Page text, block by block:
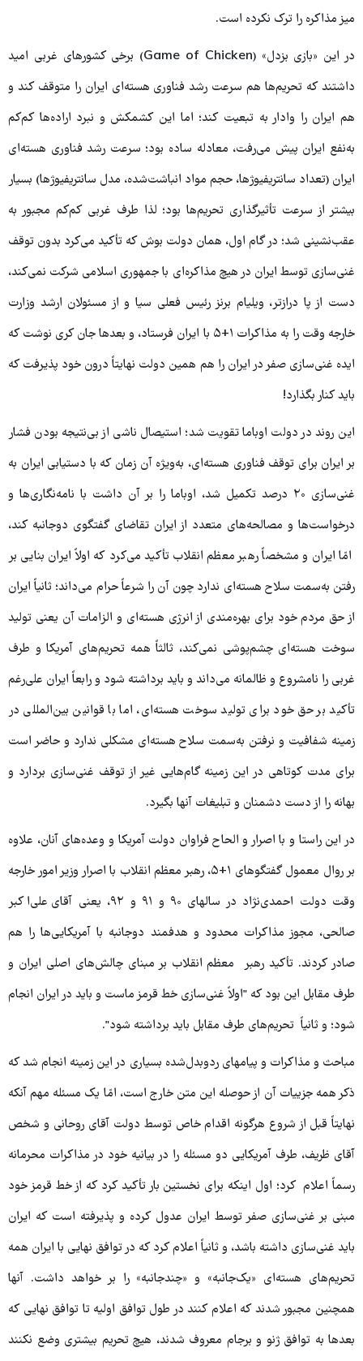
میز مذاکره را ترک نکرده است.
در این «بازی بزدل» (Game of Chicken) برخی کشورهای غربی امید
داشتند که تحریم‌ها هم سرعت رشد فناوری هسته‌ای ایران را متوقف کند و
هم ایران را وادار به تبعیت کند؛ اما این کشمکش و نبرد اراده‌ها کم‌کم
به‌نفع ایران پیش می‌رفت، معادله ساده بود؛ سرعت رشد فناوری هسته‌ای
ایران (تعداد سانتریفیوژها، حجم مواد انباشت‌شده، مدل سانتریفیوژها) بسیار
بیشتر از سرعت تأثیرگذاری تحریم‌ها بود؛ لذا طرف غربی کم‌کم مجبور به
عقب‌نشینی شد؛ در گام اول، همان دولت بوش که تأکید می‌کرد بدون توقف
غنی‌سازی توسط ایران در هیچ مذاکره‌ای با جمهوری اسلامی شرکت نمی‌کند،
دست از پا درازتر، ویلیام برنز رئیس فعلی سیا و از مسئولان ارشد وزارت
خارجه وقت را به مذاکرات ۱+۵ با ایران فرستاد، و بعدها جان کری نوشت که
ایده غنی‌سازی صفر در ایران را هم همین دولت نهایتاً درون خود پذیرفت که
باید کنار بگذارد!
این روند در دولت اوباما تقویت شد؛ استیصال ناشی از بی‌نتیجه بودن فشار
بر ایران برای توقف فناوری هسته‌ای، به‌ویژه آن زمان که با دستیابی ایران به
غنی‌سازی ۲۰ درصد تکمیل شد، اوباما را بر آن داشت با نامه‌نگاری‌ها و
درخواست‌ها و مصالحه‌های متعدد از ایران تقاضای گفتگوی دوجانبه کند،
امّا ایران و مشخصاً رهبر معظم انقلاب تأکید می‌کرد که اولاً ایران بنایی بر
رفتن به‌سمت سلاح هسته‌ای ندارد چون آن را شرعاً حرام می‌داند؛ ثانیاً ایران
از حق مردم خود برای بهره‌مندی از انرژی هسته‌ای و الزامات آن یعنی تولید
سوخت هسته‌ای چشم‌پوشی نمی‌کند، ثالثاً همه تحریم‌های آمریکا و طرف
غربی را نامشروع و ظالمانه می‌داند و باید برداشته شود و رابعاً ایران علی‌رغم
تأکید بر حق خود برای تولید سوخت هسته‌ای، اما با قوانین بین‌المللی در
زمینه شفافیت و نرفتن به‌سمت سلاح هسته‌ای مشکلی ندارد و حاضر است
برای مدت کوتاهی در این زمینه گام‌هایی غیر از توقف غنی‌سازی بردارد و
بهانه را از دست دشمنان و تبلیغات آنها بگیرد.
در این راستا و با اصرار و الحاح‌ فراوان دولت آمریکا و وعده‌های آنان، علاوه
بر روال معمول گفتگوهای ۱+۵، رهبر معظم انقلاب با اصرار وزیر امور خارجه
وقت دولت احمدی‌نژاد در سالهای ۹۰ و ۹۱ و ۹۲، یعنی آقای علی‌اکبر
صالحی، مجوز مذاکرات محدود و هدفمند دوجانبه با آمریکایی‌ها را هم
صادر کردند. تأکید رهبر معظم انقلاب بر مبنای چالش‌های اصلی ایران و
طرف مقابل این بود که "اولاً غنی‌سازی خط قرمز ماست و باید در ایران انجام
شود؛ و ثانیاً تحریم‌های طرف مقابل باید برداشته شود".
مباحث و مذاکرات و پیامهای ردوبدل‌شده بسیاری در این زمینه انجام شد که
ذکر همه جزییات آن از حوصله این متن خارج است، امّا یک مسئله مهم آنکه
نهایتاً قبل از شروع هرگونه اقدام خاص توسط دولت آقای روحانی و شخص
آقای ظریف، طرف آمریکایی دو مسئله را در بیانیه خود در مذاکرات محرمانه
رسماً اعلام کرد؛ اول اینکه برای نخستین بار تأکید کرد که از خط قرمز خود
مبنی بر غنی‌سازی صفر توسط ایران عدول کرده و پذیرفته است که ایران
باید غنی‌سازی داشته باشد، و ثانیاً اعلام کرد که در توافق نهایی با ایران همه
تحریم‌های هسته‌ای «یک‌جانبه» و «چندجانبه» را بر خواهد داشت. آنها
همچنین مجبور شدند که اعلام کنند در طول توافق اولیه تا توافق نهایی که
بعدها به توافق ژنو و برجام معروف شدند، هیچ تحریم بیشتری وضع نکنند